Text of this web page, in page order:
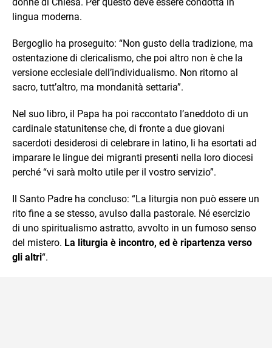
lingua moderna.
Bergoglio ha proseguito: “Non gusto della tradizione, ma
ostentazione di clericalismo, che poi altro non è che la
versione ecclesiale dell’individualismo. Non ritorno al
sacro, tutt’altro, ma mondanità settaria”.
Nel suo libro, il Papa ha poi raccontato l’aneddoto di un
cardinale statunitense che, di fronte a due giovani
sacerdoti desiderosi di celebrare in latino, li ha esortati ad
imparare le lingue dei migranti presenti nella loro diocesi
perché “vi sarà molto utile per il vostro servizio”.
Il Santo Padre ha concluso: “La liturgia non può essere un
rito fine a se stesso, avulso dalla pastorale. Né esercizio
di uno spiritualismo astratto, avvolto in un fumoso senso
del mistero. La liturgia è incontro, ed è ripartenza verso
gli altri“.